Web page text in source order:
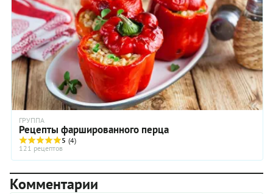
ГРУППА
Рецепты фаршированного перца
5 (4)
121 рецептов
Комментарии